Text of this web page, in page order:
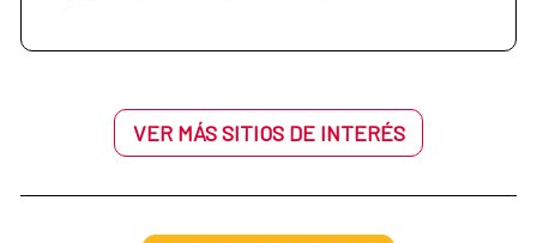
VER MÁS SITIOS DE INTERÉS